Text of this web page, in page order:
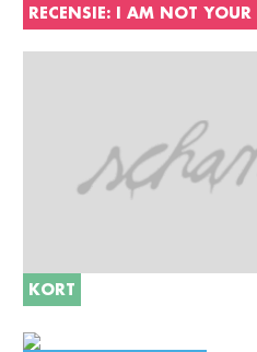
RECENSIE: I AM NOT
KORT